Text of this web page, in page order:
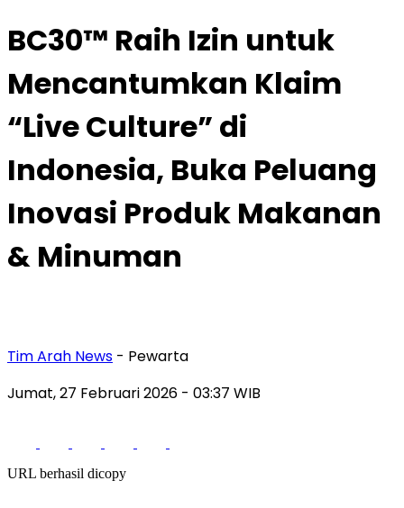
BC30™ Raih Izin untuk
Mencantumkan Klaim
“Live Culture” di
Indonesia, Buka Peluang
Inovasi Produk Makanan
& Minuman
Tim Arah News - Pewarta
Jumat, 27 Februari 2026 - 03:37 WIB
URL berhasil dicopy